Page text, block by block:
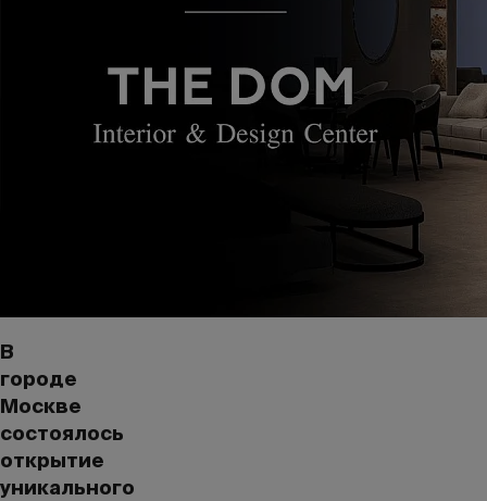
В
городе
Москве
состоялось
открытие
уникального